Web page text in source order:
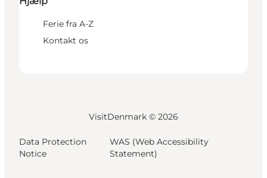
Ferie fra A-Z
Kontakt os
VisitDenmark © 2026
Data Protection
Notice
WAS (Web Accessibility
Statement)